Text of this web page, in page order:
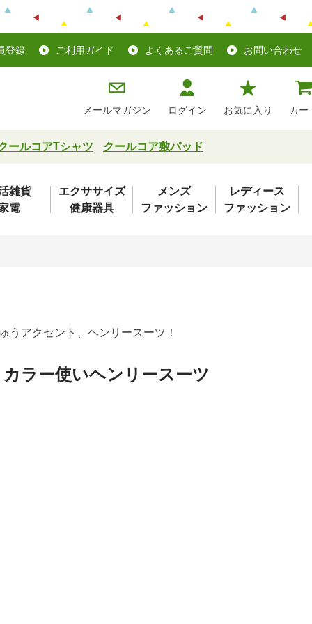
登録 ご利用ガイド よくあるご質問 お問い合わせ
メールマガジン ログイン お気に入り カー
ールコアTシャツ クールコア敷パッド
雑貨
電
エクササイズ
健康器具
メンズ
ファッション
レディース
ファッション
うアクセント、ヘンリースーツ！
ラー使いヘンリースーツ